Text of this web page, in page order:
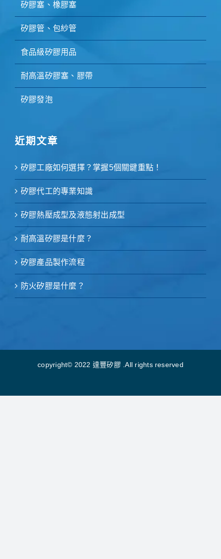
矽膠塞、橡膠塞
矽膠管、包紗管
食品級矽膠用品
耐高溫矽膠塞、膠帶
矽膠發泡
近期文章
矽膠工廠如何選擇？掌握5個關鍵重點！
矽膠代工的專業知識
矽膠熱壓成型及液態射出成型
耐高溫矽膠是什麼？
矽膠產品製作流程
防火矽膠是什麼？
copyright© 2022 達豐矽膠 .All rights reserved